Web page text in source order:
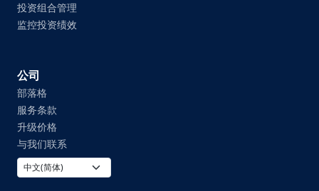
投资组合管理
监控投资绩效
公司
部落格
服务条款
升级价格
与我们联系